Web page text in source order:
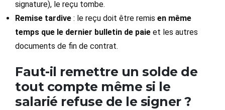
signature), le reçu tombe.
Remise tardive : le reçu doit être remis en même
temps que le dernier bulletin de paie et les autres
documents de fin de contrat.
Faut-il remettre un solde de
tout compte même si le
salarié refuse de le signer ?